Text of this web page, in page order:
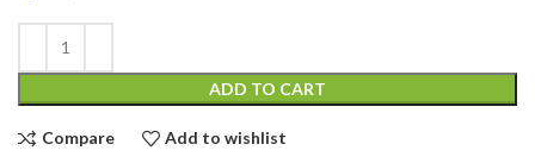
ADD TO CART
Compare Add to wishlist